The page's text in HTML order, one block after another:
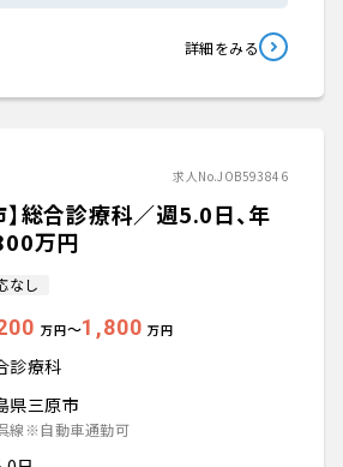
詳細をみる
求人No.JOB593846
】総合診療科／週5.0日、年
万円
なし
万円〜1,800 万円
診療科
県三原市
線※自動車通勤可